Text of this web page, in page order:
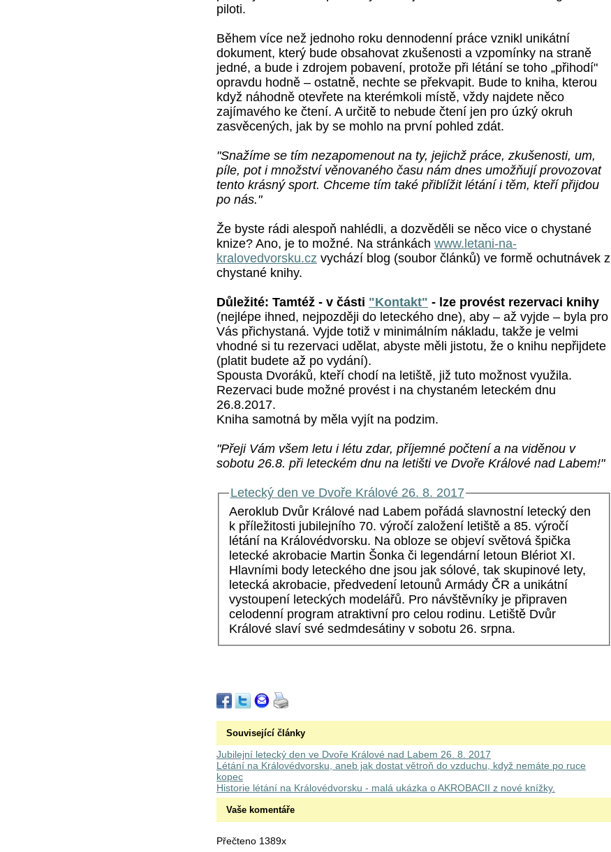
piloti.
Během více než jednoho roku dennodenní práce vznikl unikátní
dokument, který bude obsahovat zkušenosti a vzpomínky na straně
jedné, a bude i zdrojem pobavení, protože při létání se toho „přihodí"
opravdu hodně – ostatně, nechte se překvapit. Bude to kniha, kterou
když náhodně otevřete na kterémkoli místě, vždy najdete něco
zajímavého ke čtení. A určitě to nebude čtení jen pro úzký okruh
zasvěcených, jak by se mohlo na první pohled zdát.
"Snažíme se tím nezapomenout na ty, jejichž práce, zkušenosti, um,
píle, pot i množství věnovaného času nám dnes umožňují provozovat
tento krásný sport. Chceme tím také přiblížit létání i těm, kteří přijdou
po nás."
Že byste rádi alespoň nahlédli, a dozvěděli se něco vice o chystané
knize? Ano, je to možné. Na stránkách www.letani-na-
kralovedvorsku.cz vychází blog (soubor článků) ve formě ochutnávek z
chystané knihy.
Důležité: Tamtéž - v části "Kontakt" - lze provést rezervaci knihy
(nejlépe ihned, nejpozději do leteckého dne), aby – až vyjde – byla pro
Vás přichystaná. Vyjde totiž v minimálním nákladu, takže je velmi
vhodné si tu rezervaci udělat, abyste měli jistotu, že o knihu nepřijdete
(platit budete až po vydání).
Spousta Dvoráků, kteří chodí na letiště, již tuto možnost využila.
Rezervaci bude možné provést i na chystaném leteckém dnu
26.8.2017.
Kniha samotná by měla vyjít na podzim.
"Přeji Vám všem letu i létu zdar, příjemné počtení a na viděnou v
sobotu 26.8. při leteckém dnu na letišti ve Dvoře Králové nad Labem!"
Letecký den ve Dvoře Králové 26. 8. 2017
Aeroklub Dvůr Králové nad Labem pořádá slavnostní letecký den
k příležitosti jubilejního 70. výročí založení letiště a 85. výročí
létání na Královédvorsku. Na obloze se objeví světová špička
letecké akrobacie Martin Šonka či legendární letoun Blériot XI.
Hlavními body leteckého dne jsou jak sólové, tak skupinové lety,
letecká akrobacie, předvedení letounů Armády ČR a unikátní
vystoupení leteckých modelářů. Pro návštěvníky je připraven
celodenní program atraktivní pro celou rodinu. Letiště Dvůr
Králové slaví své sedmdesátiny v sobotu 26. srpna.
Související články
Jubilejní letecký den ve Dvoře Králové nad Labem 26. 8. 2017
Létání na Královédvorsku, aneb jak dostat větroň do vzduchu, když nemáte po ruce
kopec
Historie létání na Královédvorsku - malá ukázka o AKROBACII z nové knížky.
Vaše komentáře
Přečteno 1389x